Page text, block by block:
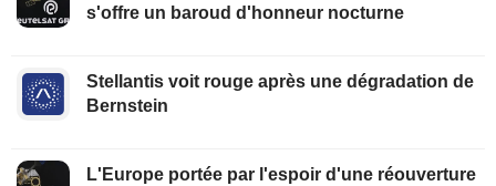
s'offre un baroud d'honneur nocturne
Stellantis voit rouge après une dégradation de
Bernstein
L'Europe portée par l'espoir d'une réouverture